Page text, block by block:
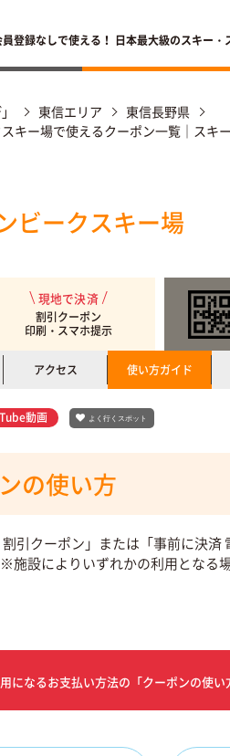
登録なしで使える！ 日本最大級のスキー・
東信エリア
東信長野県
キー場で使えるクーポン一覧｜スキ
ビークスキー場
現地で決済
割引クーポン
印刷・スマホ提示
アクセス 使い方ガイド
動画 よく行くスポット
の使い方
割引クーポン」または「事前に決
施設によりいずれかの利用となる
になるお支払い方法の「クーポンの使